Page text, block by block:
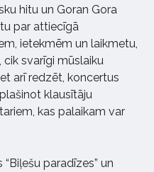
hitu un Goran Gora
par attiecīgā
ietekmēm un laikmetu,
svarīgi mūslaiku
arī redzēt, koncertus
klausītāju
kas palaikam var
paradīzes” un